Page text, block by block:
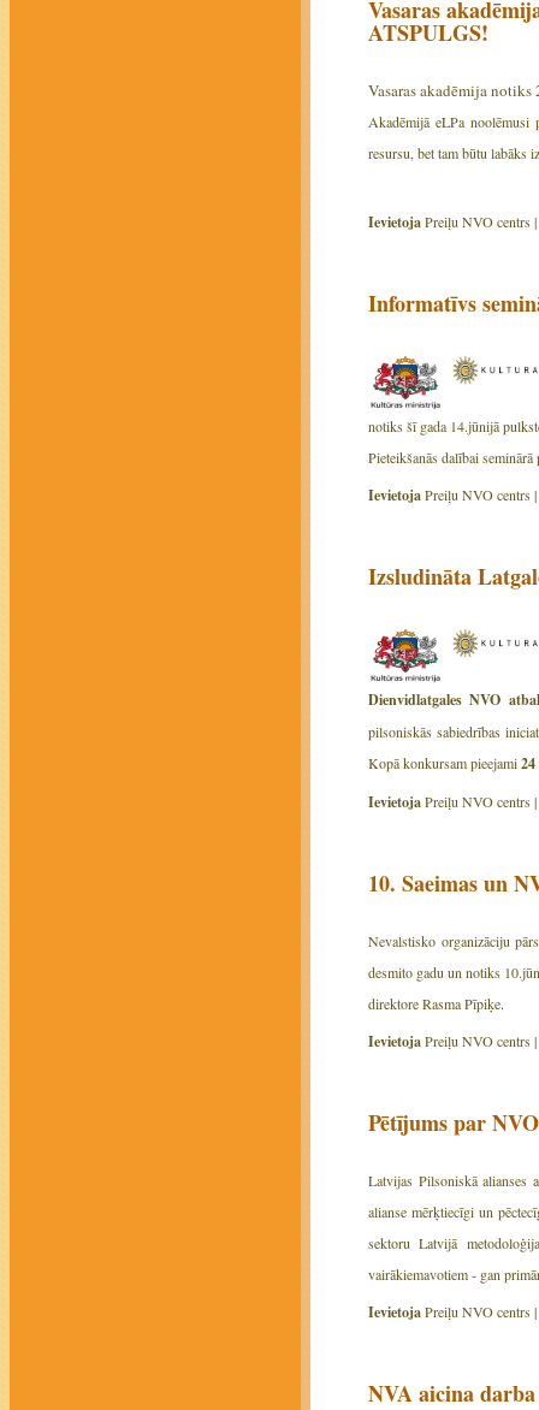
Vasaras
ATSPULGS!
Vasaras akadēmija
Akadēmijā eLPa
resursu, bet tam būtu labāks
IevietojaPreiļu NVO centrs |
Informatīvs
notiks šī gada 14.jūnijā
Pieteikšanās dalībai
IevietojaPreiļu NVO centrs |
Izsludināta
Dienvidlatgales NVO
pilsoniskās sabiedrības
Kopā konkursam pieejami
IevietojaPreiļu NVO centrs |
10. Saeimas un
Nevalstisko organizāciju
desmito gadu un notiks
direktore Rasma Pīpiķe.
IevietojaPreiļu NVO centrs |
Pētījums par
Latvijas Pilsoniskā alianses
alianse mērķtiecīgi un
sektoru Latvijā
vairākiemavotiem - gan
IevietojaPreiļu NVO centrs |
NVA aicina